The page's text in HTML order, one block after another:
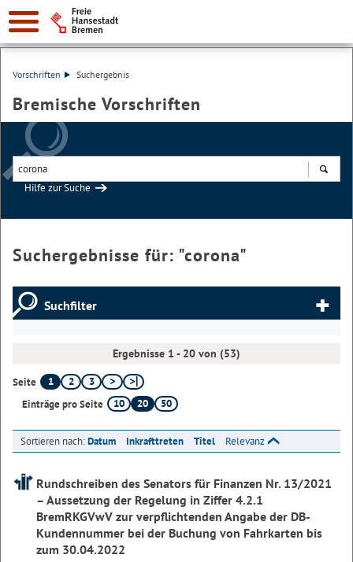
Vorschriften Suchergebnis
Bremische Vorschriften
Hilfe zur Suche
Suchergebnisse für: "corona"
Suchfilter
Ergebnisse 1 - 20 von (53)
Seite 1 2
3
Einträge pro Seite
10 20 50
Sortieren nach:Datum Inkrafttreten Titel Relevanz
Rundschreiben des Senators für Finanzen Nr. 13/2021
– Aussetzung der Regelung in Ziffer 4.2.1
BremRKGVwV zur verpflichtenden Angabe der DB-
Kundennummer bei der Buchung von Fahrkarten bis
zum 30.04.2022